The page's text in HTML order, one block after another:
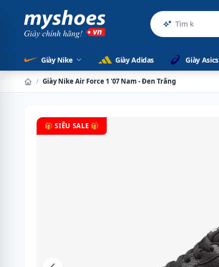
Sản phẩm
Giày Nike Giày Adidas Giày Asics
/ Giày Nike Air Force 1 '07 Nam - Đen Trắng
🎁 SIÊU SALE 🎁